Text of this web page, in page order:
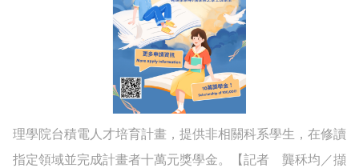
理學院台積電人才培育計畫，提供非相關科系學生，在修讀
指定領域並完成計畫者十萬元獎學金。【記者 龔秝均／擷